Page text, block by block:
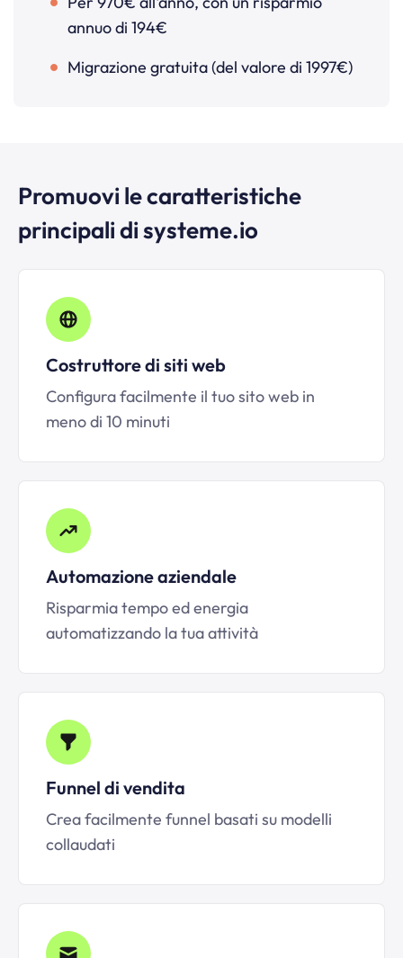
annuo di 194€
Migrazione gratuita (del valore di 1997€)
Promuovi le caratteristiche
principali di systeme.io
Costruttore di siti web
Configura facilmente il tuo sito web in
meno di 10 minuti
Automazione aziendale
Risparmia tempo ed energia
automatizzando la tua attività
Funnel di vendita
Crea facilmente funnel basati su modelli
collaudati